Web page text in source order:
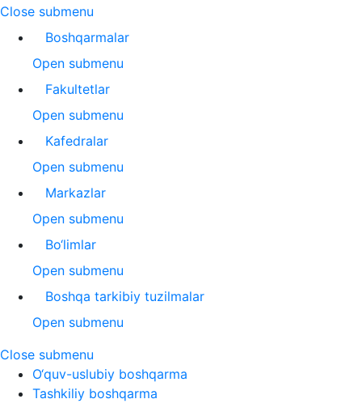
Close submenu
Boshqarmalar
Open submenu
Fakultetlar
Open submenu
Kafedralar
Open submenu
Markazlar
Open submenu
Bo‘limlar
Open submenu
Boshqa tarkibiy tuzilmalar
Open submenu
Close submenu
O‘quv-uslubiy boshqarma
Tashkiliy boshqarma